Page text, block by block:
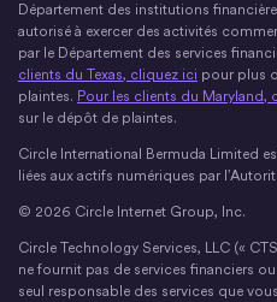
Département des institutions
autorisé à exercer des activités
par le Département des services
clients du Texas, cliquez ici pour plus
plaintes. Pour les clients du Maryland,
sur le dépôt de plaintes.
Circle International Bermuda Limited
liées aux actifs numériques par
© 2026 Circle Internet Group, Inc.
Circle Technology Services, LLC («
ne fournit pas de services financiers
seul responsable des services que